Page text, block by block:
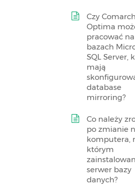
Czy
Optima
pracować na
bazach
SQL Server,
mają
database
mirroring?
Co należy
po zmianie
komputera,
którym
serwer bazy
danych?